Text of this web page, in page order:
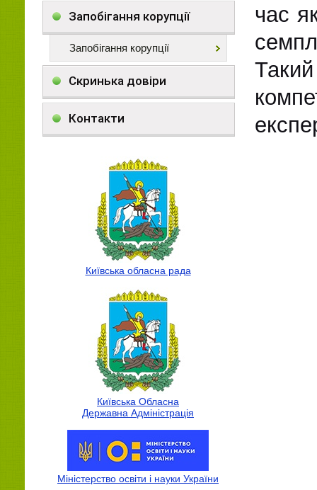
Запобігання корупції
Запобігання корупції
Скринька довіри
Контакти
Київська обласна рада
Київська Обласна
Державна Адмiнiстрацiя
Міністерство освіти і науки України
час